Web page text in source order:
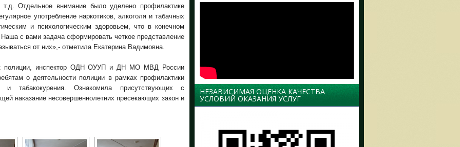
т.д. Отдельное внимание было уделено профилактике
употребление наркотиков, алкоголя и табачных
и психологическим здоровьем, что в конечном
с вами задача сформировать четкое представление
от них»,- отметила Екатерина Вадимовна.
полиции, инспектор ОДН ОУУП и ДН МО МВД России
о деятельности полиции в рамках профилактики
и табакокурения. Ознакомила присутствующих с
наказание несовершеннолетних пресекающих закон и
НЕЗАВИСИМАЯ ОЦЕНКА КАЧЕСТВА
УСЛОВИЙ ОКАЗАНИЯ УСЛУГ